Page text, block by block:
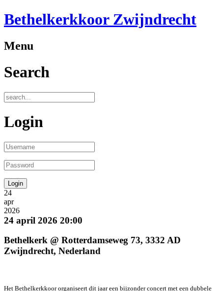
Bethelkerkkoor Zwijndrecht
Menu
Search
Login
24
apr
2026
24 april 2026 20:00
Bethelkerk @ Rotterdamseweg 73, 3332 AD
Zwijndrecht, Nederland
Het Bethelkerkkoor organiseert dit jaar een bijzonder concert met een dubbele